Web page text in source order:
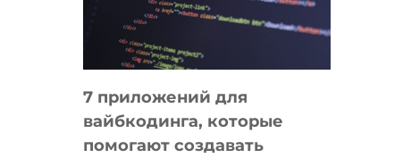
РАБОТЫ
7 приложений для
вайбкодинга, которые
помогают создавать